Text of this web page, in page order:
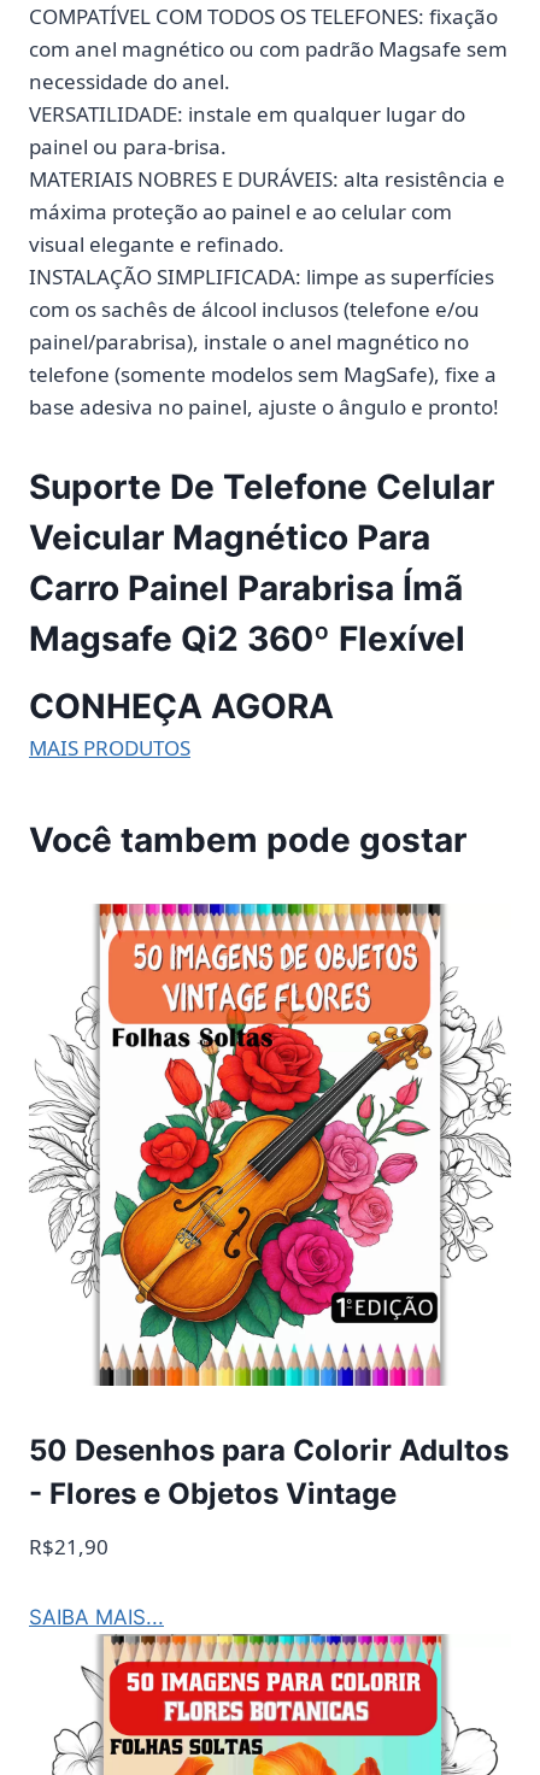
COMPATÍVEL COM TODOS OS TELEFONES: fixação
com anel magnético ou com padrão Magsafe sem
necessidade do anel.
VERSATILIDADE: instale em qualquer lugar do
painel ou para-brisa.
MATERIAIS NOBRES E DURÁVEIS: alta resistência e
máxima proteção ao painel e ao celular com
visual elegante e refinado.
INSTALAÇÃO SIMPLIFICADA: limpe as superfícies
com os sachês de álcool inclusos (telefone e/ou
painel/parabrisa), instale o anel magnético no
telefone (somente modelos sem MagSafe), fixe a
base adesiva no painel, ajuste o ângulo e pronto!
Suporte De Telefone Celular
Veicular Magnético Para
Carro Painel Parabrisa Ímã
Magsafe Qi2 360º Flexível
CONHEÇA AGORA
MAIS PRODUTOS
Você tambem pode gostar
50 Desenhos para Colorir Adultos
- Flores e Objetos Vintage
R$21,90
SAIBA MAIS...